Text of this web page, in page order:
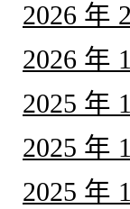
2026 年
2026 年
2025 年
2025 年
2025 年